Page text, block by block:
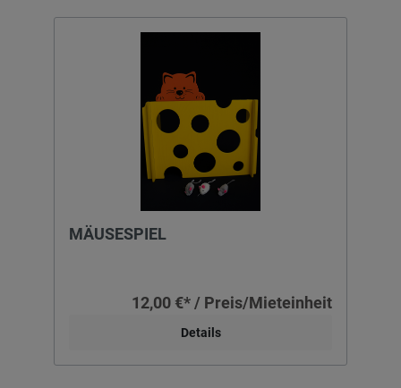
MÄUSESPIEL
12,00 €* / Preis/Mieteinheit
Details